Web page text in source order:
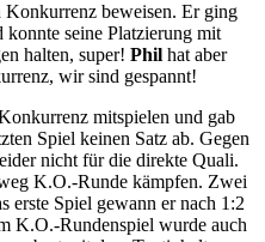
beweisen. Er ging
konnte seine Platzierung mit
halten, super! Phil hat aber
wir sind gespannt!
mitspielen und gab
Spiel keinen Satz ab. Gegen
nicht für die direkte Quali.
K.O.-Runde kämpfen. Zwei
erste Spiel gewann er nach 1:2
K.O.-Rundenspiel wurde auch